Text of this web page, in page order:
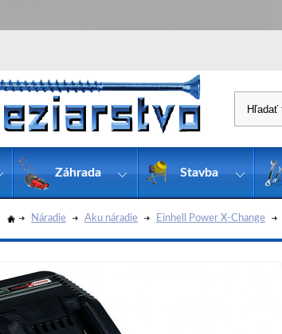
Náradie Aku náradie Einhell Power X-Change
Záhrada Stavba